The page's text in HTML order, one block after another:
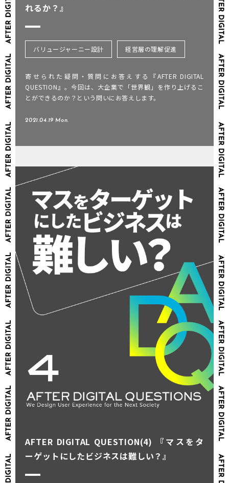
れるか？』
バリュージャーニー設計 経営層の理解促進
寄せられた疑問・質問にお答えする『AFTER DIGITAL
QUESTION』。今回は、大企業で「世界観」を作り上げるこ
とができるのか？という問いにお答えします。
2021.04.19 Mon.
AFTER DIGITAL QUESTION(4) 『マスをタ
ーゲットにしたビジネスは難しい？』